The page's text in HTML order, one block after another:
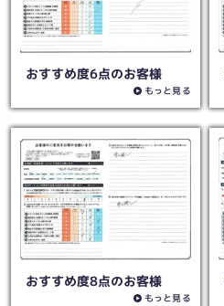
おすすめ度6点のお客様
もっと見る
おすすめ度8点のお客様
もっと見る